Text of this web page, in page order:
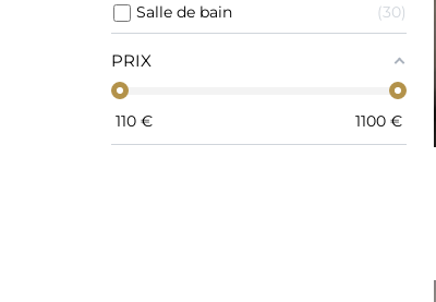
Salle de bain
30
PRIX
110 € 1100 €